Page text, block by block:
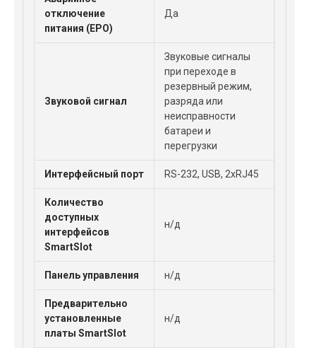
отключение
питания (EPO)
Да
Звуковой сигнал
Звуковые сигналы
при переходе в
резервный режим,
разряда или
неисправности
батареи и
перегрузки
Интерфейсный порт RS-232, USB, 2xRJ45
Количество
доступных
интерфейсов
SmartSlot
н/д
Панель управления н/д
Предварительно
установленные
платы SmartSlot
н/д